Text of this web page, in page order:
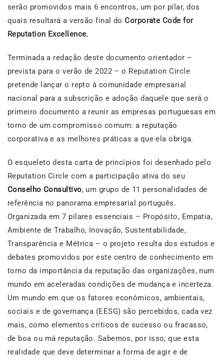
serão promovidos mais 6 encontros, um por pilar, dos
quais resultará a versão final doCorporate Code for
Reputation Excellence.
Terminada a redação deste documento orientador –
prevista para o verão de 2022 – o Reputation Circle
pretende lançar o repto à comunidade empresarial
nacional para a subscrição e adoção daquele que será o
primeiro documento a reunir as empresas portuguesas em
torno de um compromisso comum: a reputação
corporativa e as melhores práticas a que ela obriga.
O esqueleto desta carta de princípios foi desenhado pelo
Reputation Circle com a participação ativa do seu
Conselho Consultivo, um grupo de 11 personalidades de
referência no panorama empresarial português.
Organizada em 7 pilares essenciais – Propósito, Empatia,
Ambiente de Trabalho, Inovação, Sustentabilidade,
Transparência e Métrica – o projeto resulta dos estudos e
debates promovidos por este centro de conhecimento em
torno da importância da reputação das organizações, num
mundo em aceleradas condições de mudança e incerteza.
Um mundo em que os fatores económicos, ambientais,
sociais e de governança (EESG) são percebidos, cada vez
mais, como elementos críticos de sucesso ou fracasso,
de boa ou má reputação. Sabemos, por isso, que esta
realidade que deve determinar a forma de agir e de